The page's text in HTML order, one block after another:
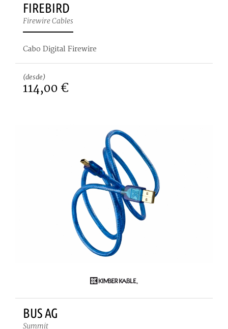
FIREBIRD
Firewire Cables
Cabo Digital Firewire
(desde)
114,00 €
BUS AG
Summit